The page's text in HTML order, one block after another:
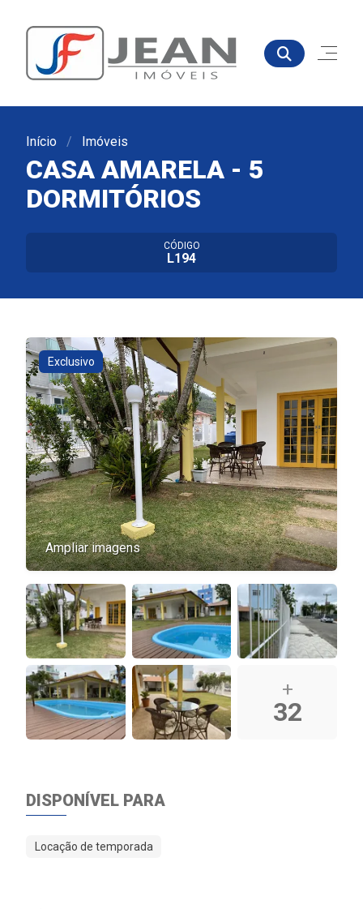
Início Imóveis
CASA AMARELA - 5
DORMITÓRIOS
CÓDIGO
L194
Ampliar imagens
Exclusivo
+
32
DISPONÍVEL PARA
Locação de temporada